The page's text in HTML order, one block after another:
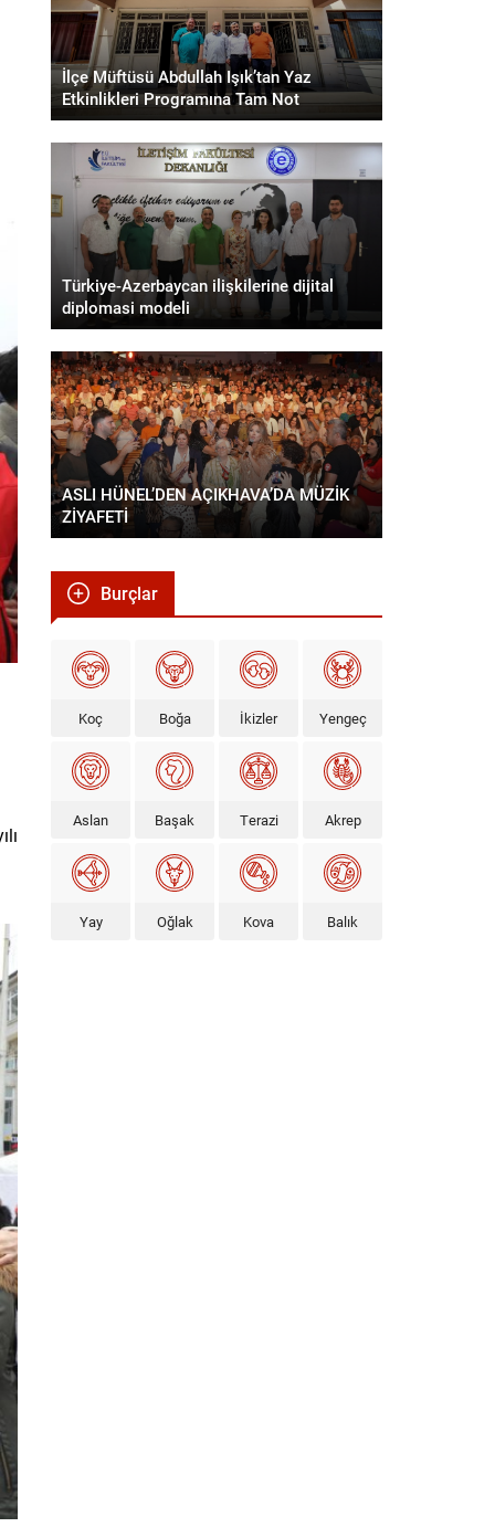
İlçe Müftüsü Abdullah Işık’tan Yaz
Etkinlikleri Programına Tam Not
Türkiye-Azerbaycan ilişkilerine dijital
diplomasi modeli
ASLI HÜNEL’DEN AÇIKHAVA’DA MÜZİK
ZİYAFETİ
Burçlar
Koç Boğa İkizler Yengeç
Aslan Başak Terazi Akrep
Yay Oğlak Kova Balık